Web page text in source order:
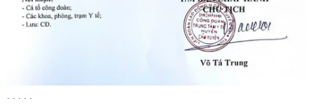
. . . . .